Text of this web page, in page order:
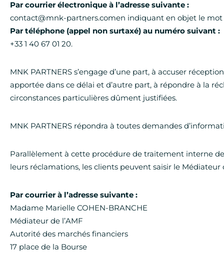
Par courrier électronique à l’adresse suivante :
contact@mnk-partners.comen indiquant en objet le mot
Par téléphone (appel non surtaxé) au numéro suivant :
+33 1 40 67 01 20.
MNK PARTNERS s’engage d’une part, à accuser
apportée dans ce délai et d’autre part, à répondre à la
circonstances particulières dûment justifiées.
MNK PARTNERS répondra à toutes demandes
Parallèlement à cette procédure de traitement interne
leurs réclamations, les clients peuvent saisir le Médiateur
Par courrier à l’adresse suivante :
Madame Marielle COHEN-BRANCHE
Médiateur de l’AMF
Autorité des marchés financiers
17 place de la Bourse